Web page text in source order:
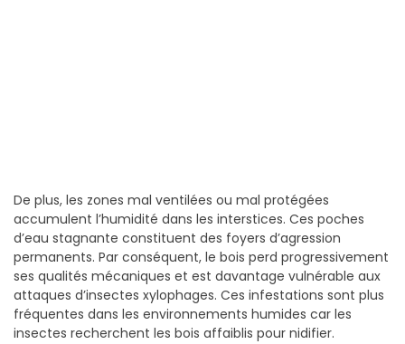
De plus, les zones mal ventilées ou mal protégées
accumulent l’humidité dans les interstices. Ces poches
d’eau stagnante constituent des foyers d’agression
permanents. Par conséquent, le bois perd progressivement
ses qualités mécaniques et est davantage vulnérable aux
attaques d’insectes xylophages. Ces infestations sont plus
fréquentes dans les environnements humides car les
insectes recherchent les bois affaiblis pour nidifier.